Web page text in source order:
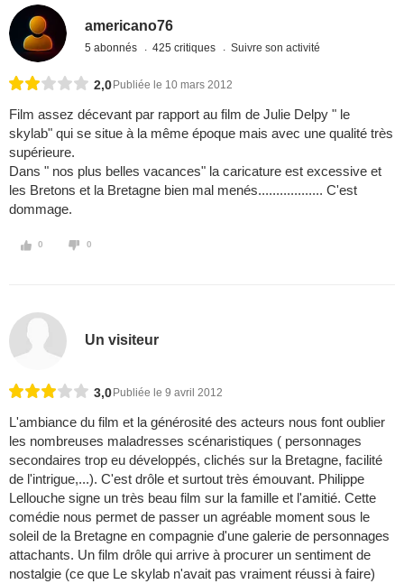
americano76
5 abonnés 425 critiques Suivre son activité
2,0 Publiée le 10 mars 2012
Film assez décevant par rapport au film de Julie Delpy " le
skylab" qui se situe à la même époque mais avec une qualité très
supérieure.
Dans " nos plus belles vacances" la caricature est excessive et
les Bretons et la Bretagne bien mal menés.................. C'est
dommage.
0 0
Un visiteur
3,0 Publiée le 9 avril 2012
L'ambiance du film et la générosité des acteurs nous font oublier
les nombreuses maladresses scénaristiques ( personnages
secondaires trop eu développés, clichés sur la Bretagne, facilité
de l'intrigue,...). C'est drôle et surtout très émouvant. Philippe
Lellouche signe un très beau film sur la famille et l'amitié. Cette
comédie nous permet de passer un agréable moment sous le
soleil de la Bretagne en compagnie d'une galerie de personnages
attachants. Un film drôle qui arrive à procurer un sentiment de
nostalgie (ce que Le skylab n'avait pas vraiment réussi à faire)